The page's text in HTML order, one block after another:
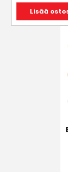
Lisää